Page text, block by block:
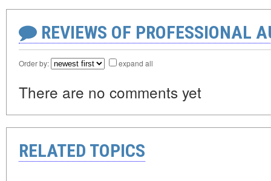
REVIEWS OF PROFESSIONAL
Order by: expand all
There are no comments yet
RELATED TOPICS